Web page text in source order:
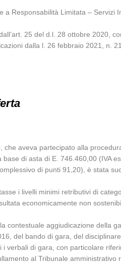
a Responsabilità Limitata – Servizi
25 del d.l. 28 ottobre 2020,
dalla l. 26 febbraio 2021, n.
aveva partecipato alla
di asta di E. 746.460,00 (IVA
di punti 91,20), è stata
i livelli minimi retributivi di
economicamente non
aggiudicazione della
del bando di gara, del
di gara, con particolare
al Tribunale amministrativo